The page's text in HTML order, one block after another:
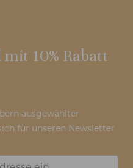
10% Rabatt
ausgewählter
für unseren Newsletter